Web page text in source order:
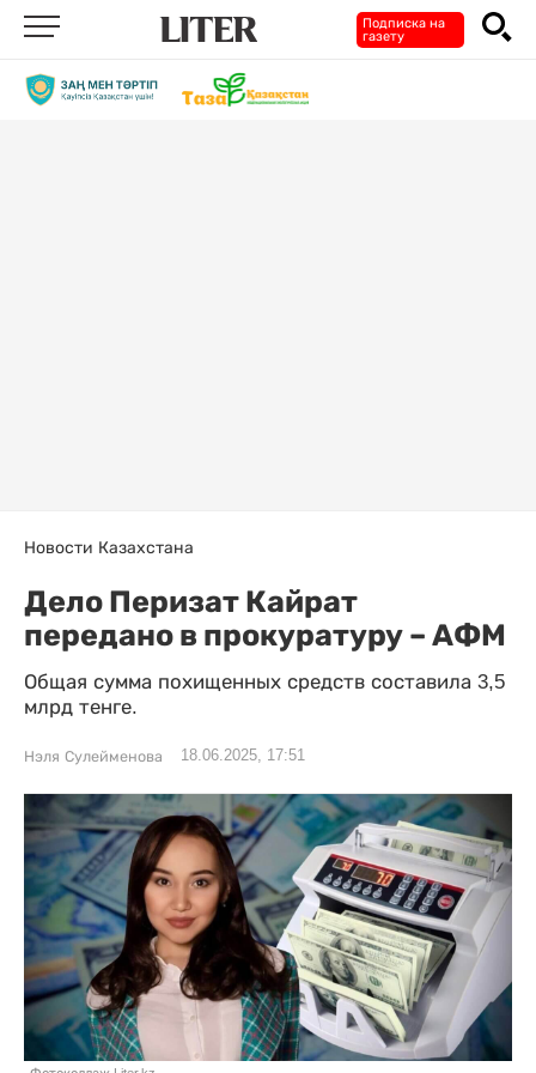
Подписка на
газету
Новости Казахстана
Дело Перизат Кайрат
передано в прокуратуру – АФМ
Общая сумма похищенных средств составила 3,5
млрд тенге.
Нэля Сулейменова 18.06.2025, 17:51